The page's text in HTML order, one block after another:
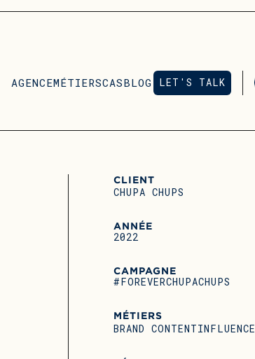
AGENCEMÉTIERSCASBLOG LET'S TALK
LET'S TALK
CLIENT
CHUPA CHUPS
ANNÉE
2022
CAMPAGNE
#FOREVERCHUPACHUPS
MÉTIERS
BRAND CONTENTINFLUENCE